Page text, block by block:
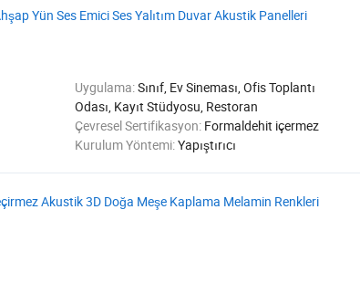
Yün Ses Emici Ses Yalıtım Duvar Akustik Panelleri
Uygulama:Sınıf, Ev Sineması, Ofis Toplantı
Odası, Kayıt Stüdyosu, Restoran
Çevresel Sertifikasyon: Formaldehit içermez
Kurulum Yöntemi:Yapıştırıcı
Akustik 3D Doğa Meşe Kaplama Melamin Renkleri